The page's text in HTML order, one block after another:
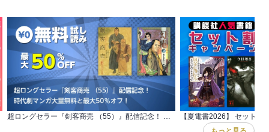
超ロングセラー『剣客商売 （55）』配信記念！ 時代劇マンガ大量無料と最大50％オフ！
【夏電書2026】 セット割